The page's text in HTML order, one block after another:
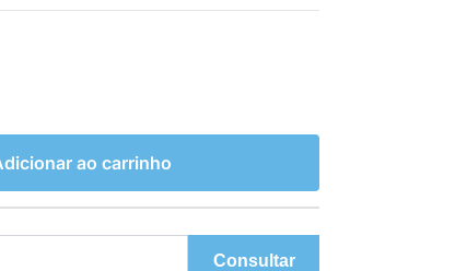
ao carrinho
Consultar